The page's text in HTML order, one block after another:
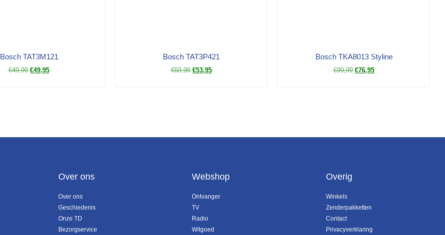
Bosch TAT3M121
€49,99 €49,95
Bosch TAT3P421
€59,99 €53,95
Bosch TKA8013 Styline
€99,99 €76,95
Over ons
Over ons
Geschiedenis
Onze TD
Bezorgservice
Webshop
Ontvanger
TV
Radio
Witgoed
Overig
Winkels
Zenderpakketten
Contact
Privacyverklaring